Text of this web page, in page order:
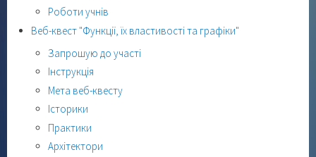
Роботи учнів
Веб-квест "Функції, їх властивості та графіки"
Запрошую до участі
Інструкція
Мета веб-квесту
Історики
Практики
Архітектори